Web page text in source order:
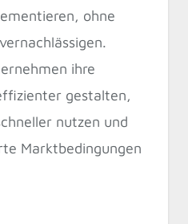
ohne
ihre
gestalten,
nutzen und
Marktbedingungen